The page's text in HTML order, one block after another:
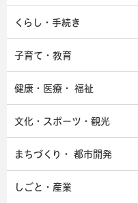
くらし・手続き
子育て・教育
健康・医療・ 福祉
文化・スポーツ・観光
まちづくり・ 都市開発
しごと・産業